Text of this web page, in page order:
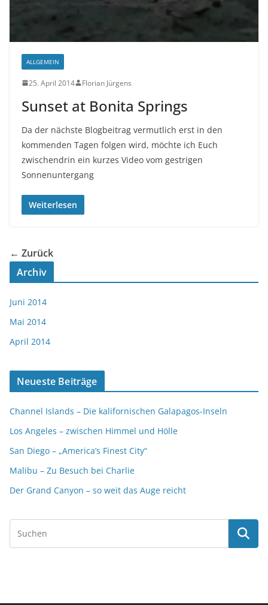
ALLGEMEIN
25. April 2014 Florian Jürgens
Sunset at Bonita Springs
Da der nächste Blogbeitrag vermutlich erst in den
kommenden Tagen folgen wird, möchte ich Euch
zwischendrin ein kurzes Video vom gestrigen
Sonnenuntergang
Weiterlesen
← Zurück
Archiv
Juni 2014
Mai 2014
April 2014
Neueste Beiträge
Channel Islands – Die kalifornischen Galapagos-Inseln
Los Angeles – zwischen Himmel und Hölle
San Diego – „America’s Finest City“
Malibu – Zu Besuch bei Charlie
Der Grand Canyon – so weit das Auge reicht